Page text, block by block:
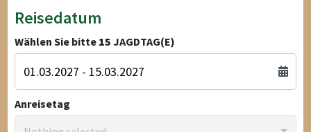
Reisedatum
Wählen Sie bitte 15 JAGDTAG(E)
Anreisetag